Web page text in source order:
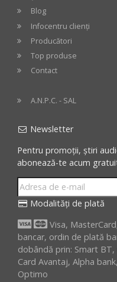
Blog
Infocentru clienți
Producători
Top produse
Contact
A.N.P.C. - SAL
Newsletter
Pentru promoții, știri
abonează-te acum
Modalități de plată
Visa,
bancar, ordin de plată
dobândă prin: Smart
Card Avantaj, Alpha
Optimo